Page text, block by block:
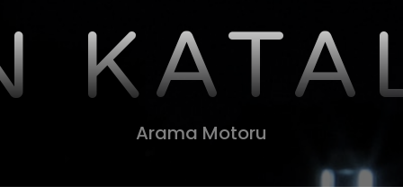
Arama Motoru